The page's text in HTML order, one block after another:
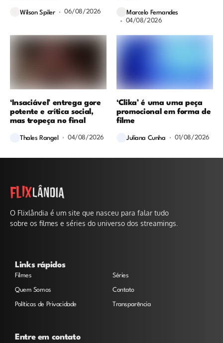
Wilson Spiler 06/08/2026
Marcelo Fernandes
04/08/2026
‘Insaciável’ entrega gore
potente e crítica social,
mas tropeça no final
Thales Rangel 04/08/2026
‘Clika’ é uma uma peça
promocional em forma de
filme
Juliana Cunha 01/08/2026
O Flixlândia é um site que nasceu para falar tudo
sobre os filmes e séries do universo dos streamings.
Links rápidos
Filmes Séries
Quem Somos Contato
Políticas de Privacidade Transparência
Entre em contato